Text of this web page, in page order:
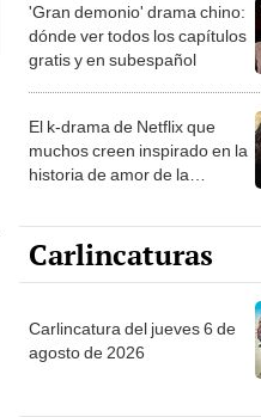
'Gran demonio' drama chino:
dónde ver todos los capítulos
gratis y en subespañol
El k-drama de Netflix que
muchos creen inspirado en la
historia de amor de la
Carlincaturas
Carlincatura del jueves 6 de
agosto de 2026